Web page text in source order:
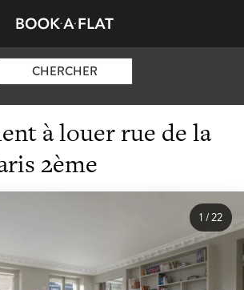
CHERCHER
à louer rue de la
2ème
1/22